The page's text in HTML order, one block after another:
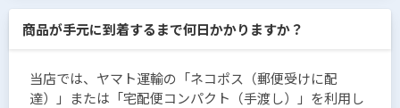
商品が手元に到着するまで何日かかりますか？
当店では、ヤマト運輸の「ネコポス（郵便受けに配
達）」または「宅配便コンパクト（手渡し）」を利用し